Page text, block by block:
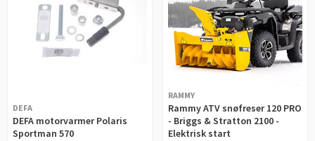
DEFA
DEFA motorvarmer Polaris
Sportman 570
RAMMY
Rammy ATV snøfreser 120 PRO
- Briggs & Stratton 2100 -
Elektrisk start